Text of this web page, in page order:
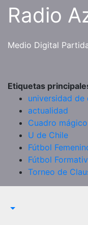
SaltarRadio
Medio Digital
Etiquetas
universidad de
actualidad
Cuadro mágico
U de Chile
Fútbol
Fútbol
Torneo de